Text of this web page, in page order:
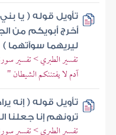
تأويل قوله ( يا
أخرج أبويكم من
ليريهما سوآتهما )
تفسير الطبري > تفسير
آدم لا يفتننكم الشيطان "
تأويل قوله ( إنه
ترونهم إنا جعلنا
تفسير الطبري > تفسير